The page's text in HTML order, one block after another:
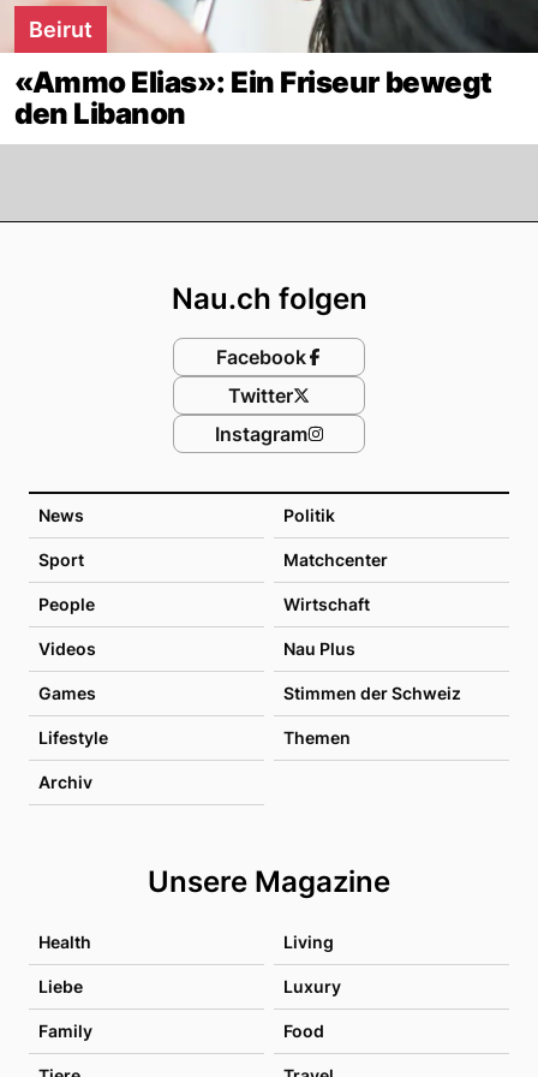
Beirut
«Ammo Elias»: Ein Friseur bewegt
den Libanon
News Politik
Sport Matchcenter
People Wirtschaft
Videos Nau Plus
Games Stimmen der Schweiz
Lifestyle Themen
Archiv
Unsere Magazine
Health Living
Liebe Luxury
Family Food
Nau.ch folgen
Facebook
Twitter
Instagram